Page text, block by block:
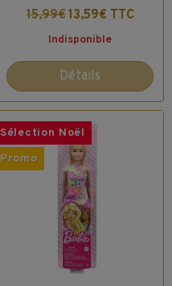
15,99€13,59€ TTC
Indisponible
Détails
Sélection Noël
Promo